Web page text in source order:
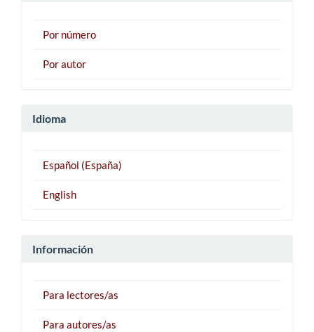
Por número
Por autor
Idioma
Español (España)
English
Información
Para lectores/as
Para autores/as